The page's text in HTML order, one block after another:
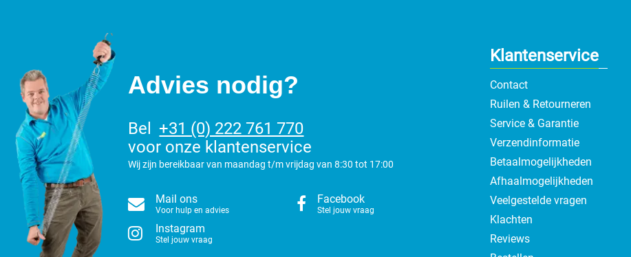
Klantenservice
Contact
Ruilen & Retourneren
Service & Garantie
Verzendinformatie
Betaalmogelijkheden
Afhaalmogelijkheden
Veelgestelde vragen
Klachten
Reviews
Advies nodig?
Bel
+31 (0) 222 761 770
voor onze klantenservice
Wij zijn bereikbaar van maandag t/m vrijdag van 8:30 tot 17:00
Mail ons
Voor hulp en advies
Facebook
Stel jouw vraag
Instagram
Stel jouw vraag